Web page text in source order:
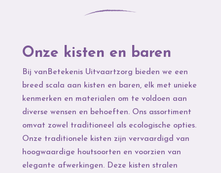
Onze kisten en baren
Bij vanBetekenis Uitvaartzorg bieden we een
breed scala aan kisten en baren, elk met unieke
kenmerken en materialen om te voldoen aan
diverse wensen en behoeften. Ons assortiment
omvat zowel traditioneel als ecologische opties.
Onze traditionele kisten zijn vervaardigd van
hoogwaardige houtsoorten en voorzien van
elegante afwerkingen. Deze kisten stralen